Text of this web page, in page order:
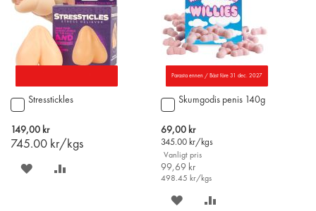
Stresstickles
149,00 kr
745.00 kr/kgs
Lägg
i
varukorgen
SPARA
Parasta ennen / Bäst före 31 dec. 2027
Skumgodis penis 140g
Special
Price
69,00 kr
345.00 kr/kgs
Vanligt pris
99,69 kr
498.45 kr/kgs
Lägg
i
varukorgen
SPARA